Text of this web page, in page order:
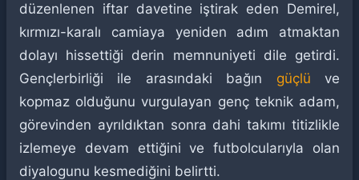
düzenlenen iftar davetine iştirak eden Demirel,
kırmızı-karalı camiaya yeniden adım atmaktan
dolayı hissettiği derin memnuniyeti dile getirdi.
Gençlerbirliği ile arasındaki bağın güçlü ve
kopmaz olduğunu vurgulayan genç teknik adam,
görevinden ayrıldıktan sonra dahi takımı titizlikle
izlemeye devam ettiğini ve futbolcularıyla olan
diyalogunu kesmediğini belirtti.